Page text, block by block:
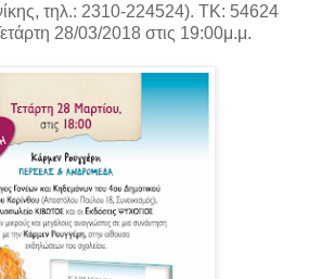
τηλ.: 2310-224524). TK: 54624
28/03/2018 στις 19:00μ.μ.